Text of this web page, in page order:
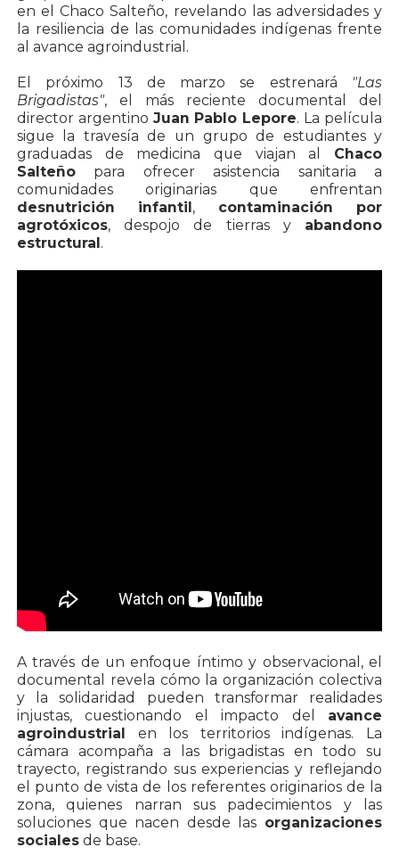
en el Chaco Salteño, revelando las adversidades y
la resiliencia de las comunidades indígenas frente
al avance agroindustrial.
El próximo 13 de marzo se estrenará "Las
Brigadistas", el más reciente documental del
director argentinoJuan Pablo Lepore. La película
sigue la travesía de un grupo de estudiantes y
graduadas de medicina que viajan al Chaco
Salteñopara ofrecer asistencia sanitaria a
comunidades originarias que enfrentan
desnutrición infantil , contaminación por
agrotóxicos, despojo de tierras y abandono
estructural .
A través de un enfoque íntimo y observacional, el
documental revela cómo la organización colectiva
y la solidaridad pueden transformar realidades
injustas, cuestionando el impacto del avance
agroindustrial
en los territorios indígenas. La
cámara acompaña a las brigadistas en todo su
trayecto, registrando sus experiencias y reflejando
el punto de vista de los referentes originarios de la
zona, quienes narran sus padecimientos y las
soluciones que nacen desde las organizaciones
socialesde base.